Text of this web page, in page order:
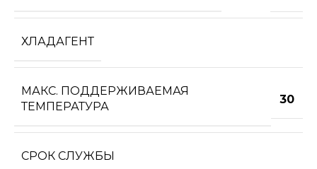
ХЛАДАГЕНТ
МАКС. ПОДДЕРЖИВАЕМАЯ
ТЕМПЕРАТУРА
30
СРОК СЛУЖБЫ